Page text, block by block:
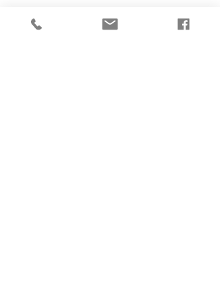
עם OwnCloud ניתן לשמור את הקבצים,